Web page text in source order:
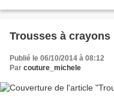
Trousses à
Publié le 06/10/2014 à 08:12
Par couture_michele